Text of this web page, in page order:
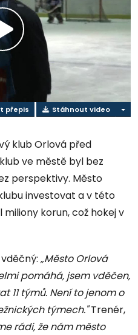
Přehrát
video
přepis Stáhnout video
klub Orlová před
ve městě byl bez
perspektivy. Město
investovat a v této
korun, což hokej v
„Město Orlová
pomáhá, jsem vděčen,
11 týmů. Není to jenom o
týmech."Trenér,
rádi, že nám město